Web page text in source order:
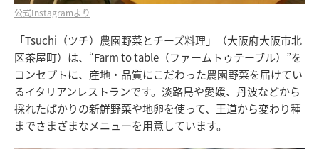
公式Instagramより
「Tsuchi（ツチ）農園野菜とチーズ料理」（大阪府大阪市北
区茶屋町）は、“Farm to table（ファームトゥテーブル）”を
コンセプトに、産地・品質にこだわった農園野菜を届けてい
るイタリアンレストランです。淡路島や愛媛、丹波などから
採れたばかりの新鮮野菜や地卵を使って、王道から変わり種
までさまざまなメニューを用意しています。